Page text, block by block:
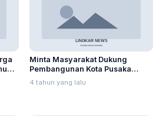
Minta Masyarakat Dukung
Pembangunan Kota Pusaka
Lasem
4 tahun yang lalu